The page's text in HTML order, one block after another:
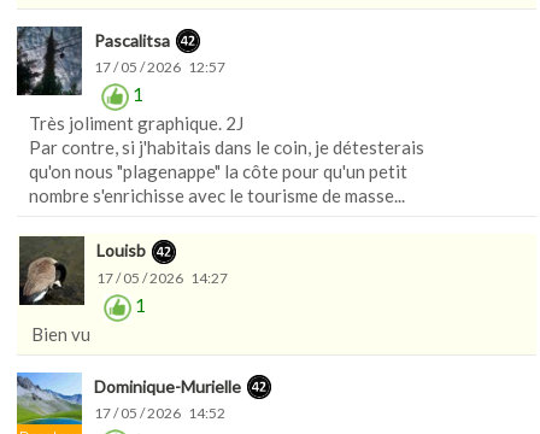
Pascalitsa
17 / 05 / 2026 12:57
1
Très joliment graphique. 2J
Par contre, si j'habitais dans le coin, je détesterais
qu'on nous "plagenappe" la côte pour qu'un petit
nombre s'enrichisse avec le tourisme de masse...
Louisb
17 / 05 / 2026 14:27
1
Bien vu
Dominique-Murielle
17 / 05 / 2026 14:52